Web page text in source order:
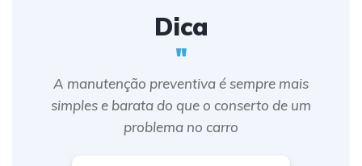
Dica
"
A manutenção preventiva é sempre mais
simples e barata do que o conserto de um
problema no carro